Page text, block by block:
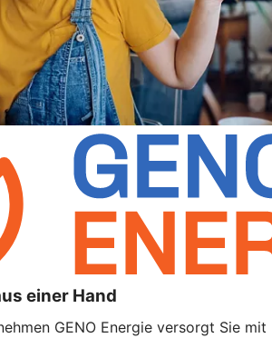
einer Hand
GENO Energie versorgt Sie mit